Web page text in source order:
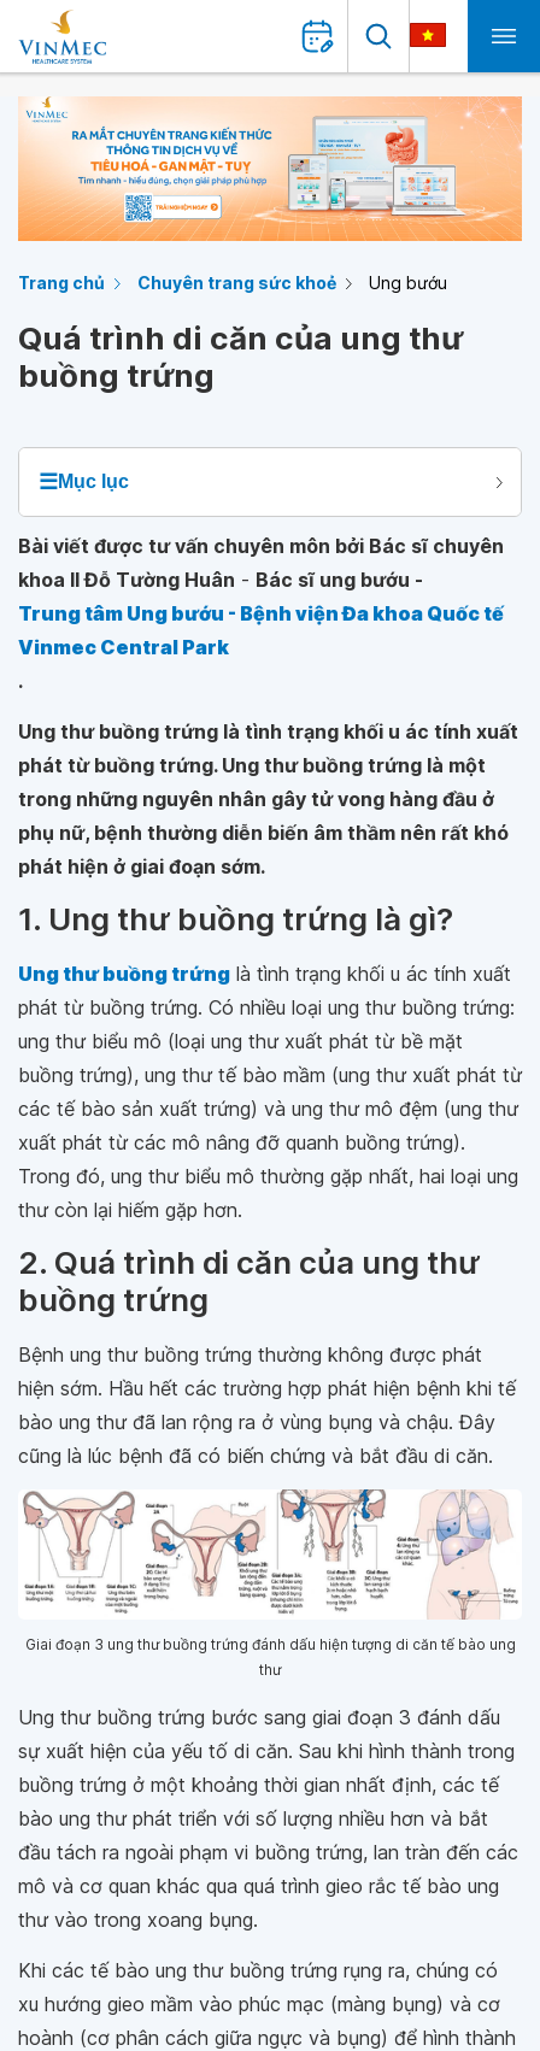
Trang chủ Chuyên trang sức khoẻ Ung bướu
Quá trình di căn của ung thư
buồng trứng
☰Mục lục
Bài viết được tư vấn chuyên môn bởi Bác sĩ chuyên
khoa II Đỗ Tường Huân - Bác sĩ ung bướu -
Trung tâm Ung bướu - Bệnh viện Đa khoa Quốc tế
Vinmec Central Park
.
Ung thư buồng trứng là tình trạng khối u ác tính xuất
phát từ buồng trứng. Ung thư buồng trứng là một
trong những nguyên nhân gây tử vong hàng đầu ở
phụ nữ, bệnh thường diễn biến âm thầm nên rất khó
phát hiện ở giai đoạn sớm.
1. Ung thư buồng trứng là gì?
Ung thư buồng trứng là tình trạng khối u ác tính xuất
phát từ buồng trứng. Có nhiều loại ung thư buồng trứng:
ung thư biểu mô (loại ung thư xuất phát từ bề mặt
buồng trứng), ung thư tế bào mầm (ung thư xuất phát từ
các tế bào sản xuất trứng) và ung thư mô đệm (ung thư
xuất phát từ các mô nâng đỡ quanh buồng trứng).
Trong đó, ung thư biểu mô thường gặp nhất, hai loại ung
thư còn lại hiếm gặp hơn.
2. Quá trình di căn của ung thư
buồng trứng
Bệnh ung thư buồng trứng thường không được phát
hiện sớm. Hầu hết các trường hợp phát hiện bệnh khi tế
bào ung thư đã lan rộng ra ở vùng bụng và chậu. Đây
cũng là lúc bệnh đã có biến chứng và bắt đầu di căn.
Giai đoạn 3 ung thư buồng trứng đánh dấu hiện tượng di căn tế bào ung
thư
Ung thư buồng trứng bước sang giai đoạn 3 đánh dấu
sự xuất hiện của yếu tố di căn. Sau khi hình thành trong
buồng trứng ở một khoảng thời gian nhất định, các tế
bào ung thư phát triển với số lượng nhiều hơn và bắt
đầu tách ra ngoài phạm vi buồng trứng, lan tràn đến các
mô và cơ quan khác qua quá trình gieo rắc tế bào ung
thư vào trong xoang bụng.
Khi các tế bào ung thư buồng trứng rụng ra, chúng có
xu hướng gieo mầm vào phúc mạc (màng bụng) và cơ
hoành (cơ phân cách giữa ngực và bụng) để hình thành